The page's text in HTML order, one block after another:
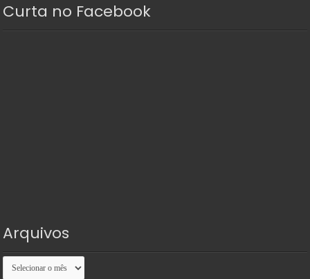
Curta no Facebook
Arquivos
Arquivos